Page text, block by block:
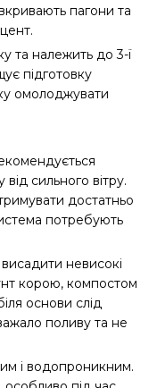
пагони та
та належить до 3-ї
підготовку
омолоджувати
сильного вітру.
достатньо
потребують
невисокі
корою, компостом
основи слід
поливу та не
і водопроникним.